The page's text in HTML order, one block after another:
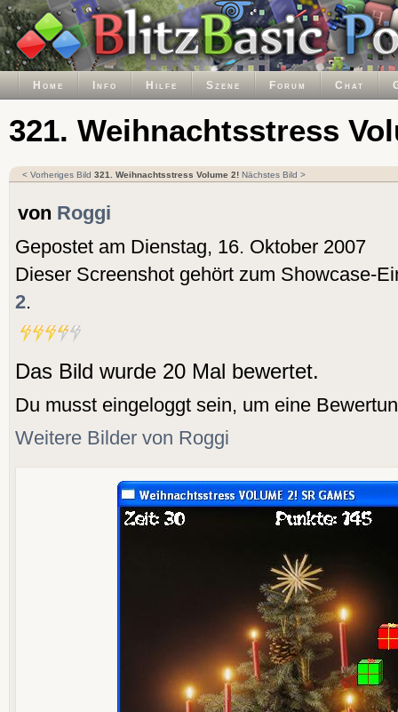
Home Info Hilfe Szene Forum Chat
321. Weihnachtsstress
< Vorheriges Bild 321. Weihnachtsstress Volume 2! Nächstes Bild >
von Roggi
Gepostet am Dienstag, 16. Oktober 2007
Dieser Screenshot gehört zum Showcase-
2.
Das Bild wurde 20 Mal bewertet.
Du musst eingeloggt sein, um eine
Weitere Bilder von Roggi